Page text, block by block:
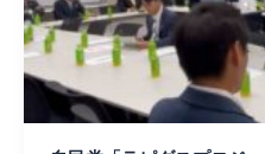
ダ
ス
ロ
ジ